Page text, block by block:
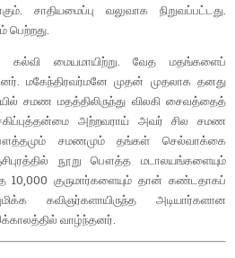
சாதியமைப்பு வலுவாக நிறுவப்பட்டது.
பெற்றது.
கல்வி மையமாயிற்று. வேத மதங்களைப்
மகேந்திரவர்மனே முதன் முதலாக தனது
சமண மதத்திலிருந்து விலகி சைவத்தைத்
அற்றவராய் அவர் சில சமண
சமணமும் தங்கள் செல்வாக்கை
நூறு பௌத்த மடாலயங்களையும்
குருமார்களையும் தான் கண்டதாகப்
கவிஞர்களாயிருந்த அடியார்களான
வாழ்ந்தனர்.